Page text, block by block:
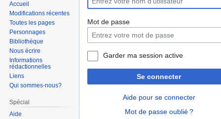
la
navigation
la
recherche
Mot de passe
Garder ma session active
Se connecter
Aide pour se connecter
Mot de passe oublié ?
Accueil
Modifications récentes
Toutes les pages
Personnages
Bibliothèque
Nous écrire
Informations
rédactionnelles
Liens
Qui sommes-nous?
Spécial
Aide